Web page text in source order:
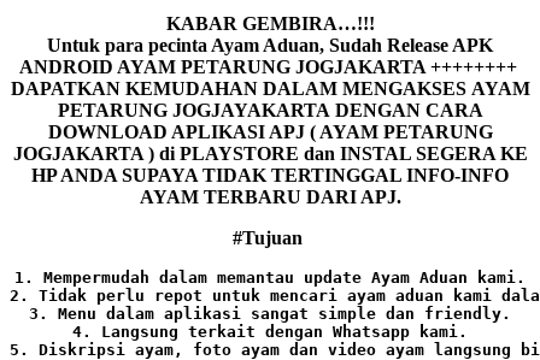
KABAR GEMBIRA…!!!
Untuk para pecinta Ayam Aduan, Sudah Release APK
ANDROID AYAM PETARUNG JOGJAKARTA ++++++++
DAPATKAN KEMUDAHAN DALAM MENGAKSES AYAM
PETARUNG JOGJAYAKARTA DENGAN CARA
DOWNLOAD APLIKASI APJ ( AYAM PETARUNG
JOGJAKARTA ) di PLAYSTORE dan INSTAL SEGERA KE
HP ANDA SUPAYA TIDAK TERTINGGAL INFO-INFO
AYAM TERBARU DARI APJ.
#Tujuan
1. Mempermudah dalam memantau update Ayam Aduan kami.
2. Tidak perlu repot untuk mencari ayam aduan kami
3. Menu dalam aplikasi sangat simple dan friendly.
4. Langsung terkait dengan Whatsapp kami.
5. Diskripsi ayam, foto ayam dan video ayam